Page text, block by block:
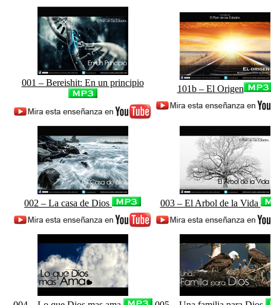
001 – Bereishit: En un principio
101b – El Origen
002 – La casa de Dios 003 – El Arbol de la Vida